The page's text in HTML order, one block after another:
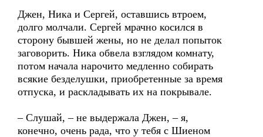
Джен, Ника и Сергей, оставшись втроем,
долго молчали. Сергей мрачно косился в
сторону бывшей жены, но не делал попыток
заговорить. Ника обвела взглядом комнату,
потом начала нарочито медленно собирать
всякие безделушки, приобретенные за время
отпуска, и раскладывать их на покрывале.
– Слушай, – не выдержала Джен, – я,
конечно, очень рада, что у тебя с Шиеном